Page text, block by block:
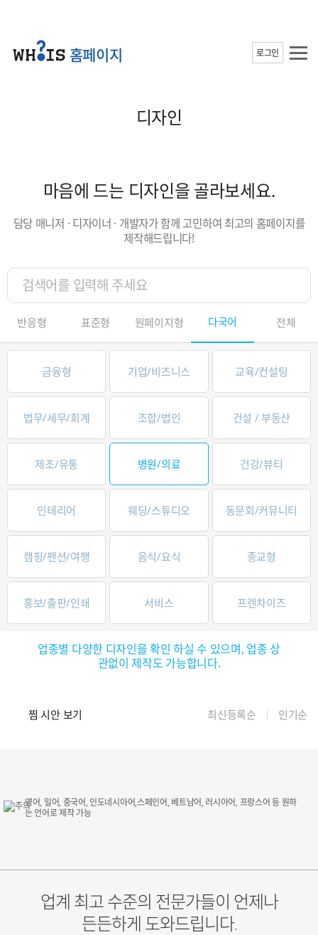
홈페이지 로그인
디자인
마음에 드는 디자인을 골라보세요.
담당 매니저 · 디자이너 · 개발자가 함께 고민하여 최고의 홈페이지를
제작해드립니다!
반응형 표준형 원페이지형 다국어 전체
금융형 기업/비즈니스 교육/컨설팅
법무/세무/회계 조합/법인 건설 / 부동산
제조/유통 병원/의료 건강/뷰티
인테리어 웨딩/스튜디오 동문회/커뮤니티
캠핑/펜션/여행 음식/요식 종교형
홍보/출판/인쇄 서비스 프렌차이즈
업종별 다양한 디자인을 확인 하실 수 있으며, 업종 상
관없이 제작도 가능합니다.
찜 시안 보기 최신등록순 인기순
영어, 일어, 중국어, 인도네시아어,스페인어, 베트남어, 러시아어, 프랑스어 등 원하
는 언어로 제작 가능
업계 최고 수준의 전문가들이 언제나
든든하게 도와드립니다.